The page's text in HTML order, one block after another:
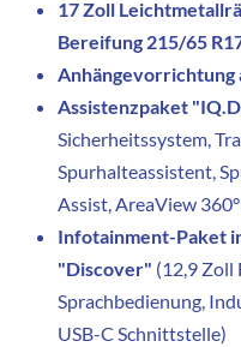
17 Zoll
Bereifung 215/65
Anhängevorrichtung
Assistenzpaket
Sicherheitssystem,
Spurhalteassistent,
Assist, AreaView
Infotainment-Paket
"Discover" (12,9 Zoll
Sprachbedienung,
USB-C Schnittstelle)